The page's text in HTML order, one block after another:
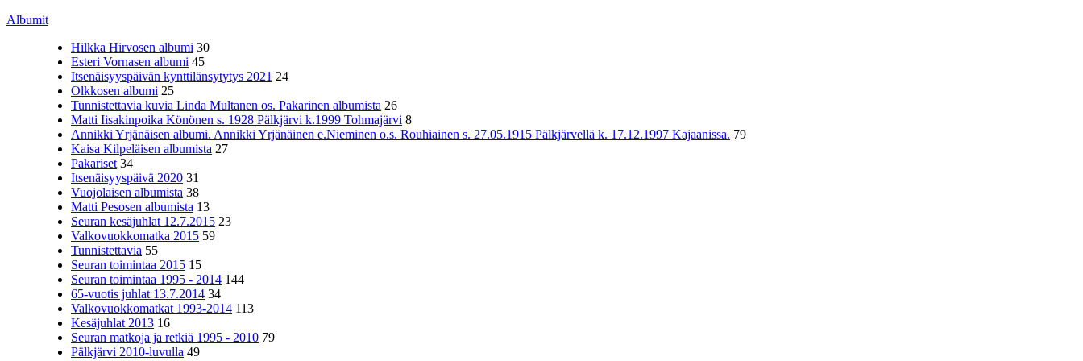
Albumit
Hilkka Hirvosen albumi 30
Esteri Vornasen albumi 45
Itsenäisyyspäivän kynttilänsytytys 2021 24
Olkkosen albumi 25
Tunnistettavia kuvia Linda Multanen os. Pakarinen albumista 26
Matti Iisakinpoika Könönen s. 1928 Pälkjärvi k.1999 Tohmajärvi 8
Annikki Yrjänäisen albumi. Annikki Yrjänäinen e.Nieminen o.s. Rouhiainen s. 27.05.1915 Pälkjärvellä k. 17.12.1997 Kajaanissa. 79
Kaisa Kilpeläisen albumista 27
Pakariset 34
Itsenäisyyspäivä 2020 31
Vuojolaisen albumista 38
Matti Pesosen albumista 13
Seuran kesäjuhlat 12.7.2015 23
Valkovuokkomatka 2015 59
Tunnistettavia 55
Seuran toimintaa 2015 15
Seuran toimintaa 1995 - 2014 144
65-vuotis juhlat 13.7.2014 34
Valkovuokkomatkat 1993-2014 113
Kesäjuhlat 2013 16
Seuran matkoja ja retkiä 1995 - 2010 79
Pälkjärvi 2010-luvulla 49